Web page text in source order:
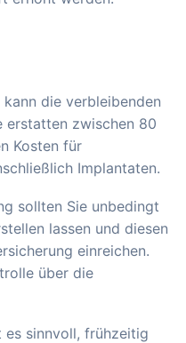
die verbleibenden
erstatten zwischen 80
Kosten für
Implantaten.
sollten Sie unbedingt
lassen und diesen
einreichen.
über die
es sinnvoll, frühzeitig